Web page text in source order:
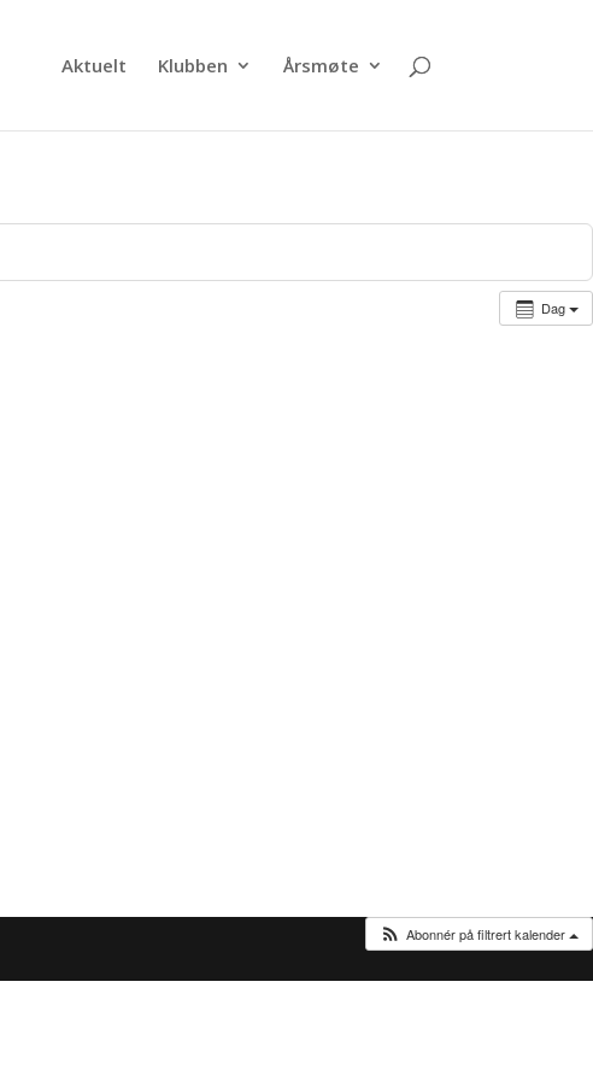
Aktuelt Klubben Årsmøte
Dag
Abonnér på filtrert kalender